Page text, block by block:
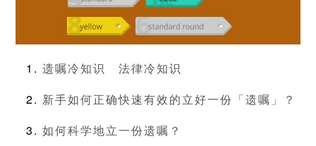
遗嘱冷知识
法律冷知识
新手如何正确快速有效的立好一份「遗嘱」？
如何科学地立一份遗嘱？